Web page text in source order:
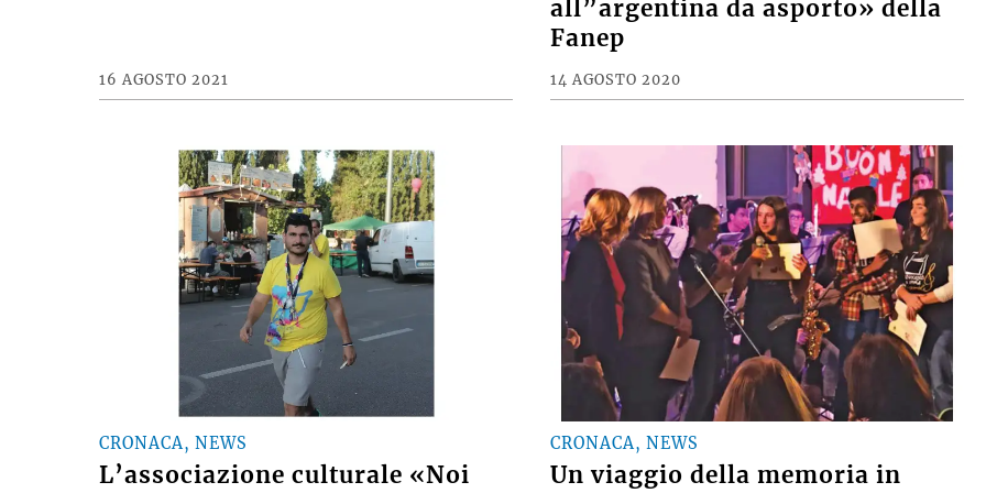
16 AGOSTO 2021
all”argentina da asporto» della
Fanep
14 AGOSTO 2020
CRONACA, NEWS
L’associazione culturale «Noi
CRONACA, NEWS
Un viaggio della memoria in